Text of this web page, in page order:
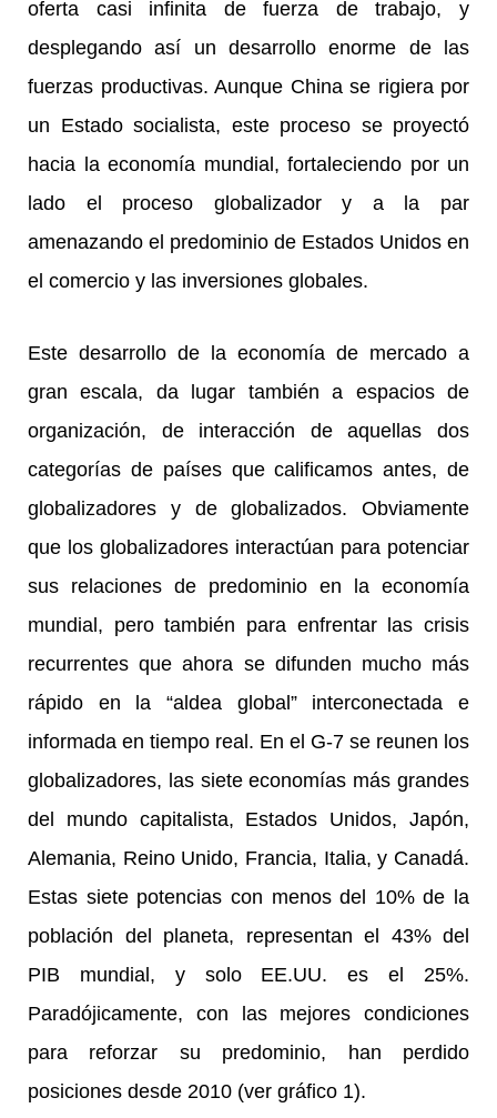
oferta casi infinita de fuerza de trabajo, y
desplegando así un desarrollo enorme de las
fuerzas productivas. Aunque China se rigiera por
un Estado socialista, este proceso se proyectó
hacia la economía mundial, fortaleciendo por un
lado el proceso globalizador y a la par
amenazando el predominio de Estados Unidos en
el comercio y las inversiones globales.
Este desarrollo de la economía de mercado a
gran escala, da lugar también a espacios de
organización, de interacción de aquellas dos
categorías de países que calificamos antes, de
globalizadores y de globalizados. Obviamente
que los globalizadores interactúan para potenciar
sus relaciones de predominio en la economía
mundial, pero también para enfrentar las crisis
recurrentes que ahora se difunden mucho más
rápido en la “aldea global” interconectada e
informada en tiempo real. En el G-7 se reunen los
globalizadores, las siete economías más grandes
del mundo capitalista, Estados Unidos, Japón,
Alemania, Reino Unido, Francia, Italia, y Canadá.
Estas siete potencias con menos del 10% de la
población del planeta, representan el 43% del
PIB mundial, y solo EE.UU. es el 25%.
Paradójicamente, con las mejores condiciones
para reforzar su predominio, han perdido
posiciones desde 2010 (ver gráfico 1).